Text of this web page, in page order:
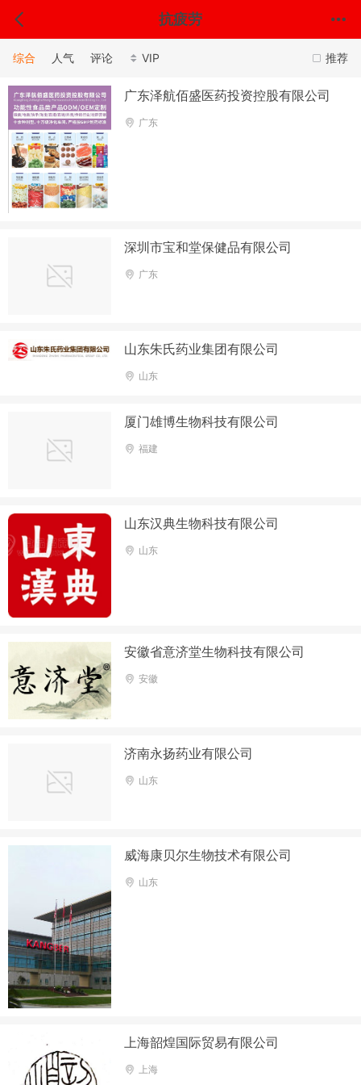
抗疲劳
推荐
综合 人气 评论 VIP
广东泽航佰盛医药投资控股有限公司
广东
深圳市宝和堂保健品有限公司
广东
山东朱氏药业集团有限公司
山东
厦门雄博生物科技有限公司
福建
山东汉典生物科技有限公司
山东
安徽省意济堂生物科技有限公司
安徽
济南永扬药业有限公司
山东
威海康贝尔生物技术有限公司
山东
上海韶煌国际贸易有限公司
上海